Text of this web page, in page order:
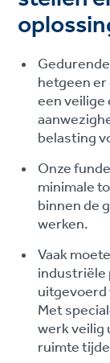
hetgeen
een
belasting
Onze
minimale
binnen de
werken.
Vaak
Met
werk
ruimte